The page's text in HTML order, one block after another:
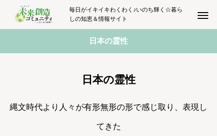
毎日がイキイキわくわく♪いのち輝く☆暮ら
しの知恵＆情報サイト
日本の霊性
日本の霊性
縄文時代より人々が有形無形の形で感じ取り、表現し
てきた